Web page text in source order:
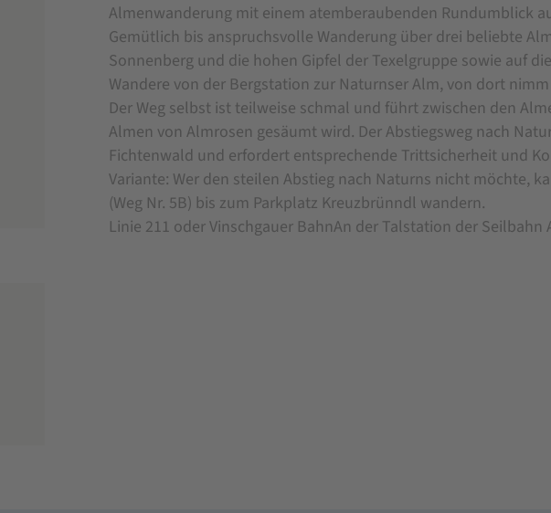
Almenwanderung mit einem atemberaubenden Rundumblick
Gemütlich bis anspruchsvolle Wanderung über drei beliebte
Sonnenberg und die hohen Gipfel der Texelgruppe sowie auf
Wandere von der Bergstation zur Naturnser Alm, von dort
Der Weg selbst ist teilweise schmal und führt zwischen den
Almen von Almrosen gesäumt wird. Der Abstiegsweg nach
Fichtenwald und erfordert entsprechende Trittsicherheit und
Variante: Wer den steilen Abstieg nach Naturns nicht möchte,
(Weg Nr. 5B) bis zum Parkplatz Kreuzbrünndl wandern.
Linie 211 oder Vinschgauer BahnAn der Talstation der Seilbahn